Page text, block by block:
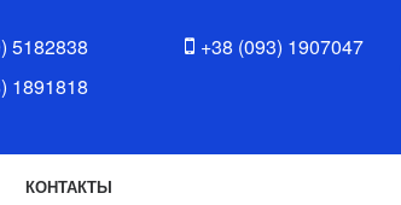
5182838
1891818
+38 (093) 1907047
КОНТАКТЫ